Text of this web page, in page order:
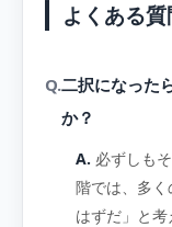
よくある質
二択になった
か？
必ずしも
階では、多
はずだ」と